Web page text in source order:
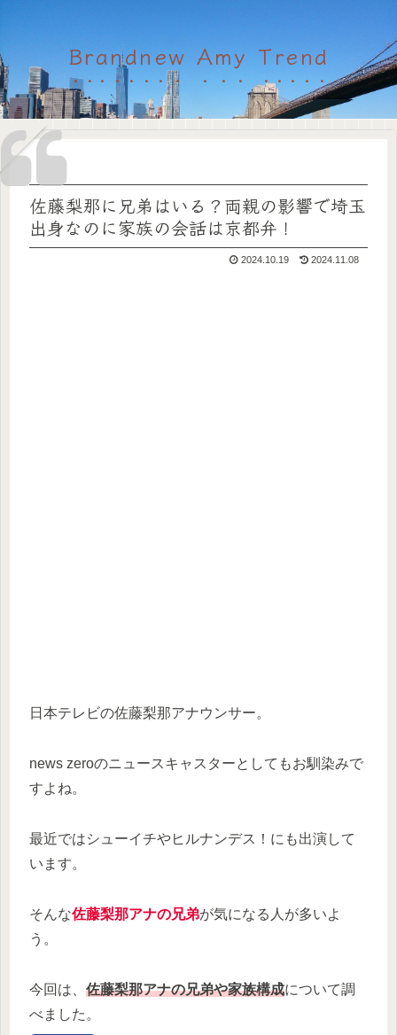
Brandnew Amy Trend
佐藤梨那に兄弟はいる？両親の影響で埼玉
出身なのに家族の会話は京都弁！
2024.10.19 2024.11.08
日本テレビの佐藤梨那アナウンサー。
news zeroのニュースキャスターとしてもお馴染みで
すよね。
最近ではシューイチやヒルナンデス！にも出演して
います。
そんな佐藤梨那アナの兄弟が気になる人が多いよ
う。
今回は、 佐藤梨那アナの兄弟や家族構成について調
べました。